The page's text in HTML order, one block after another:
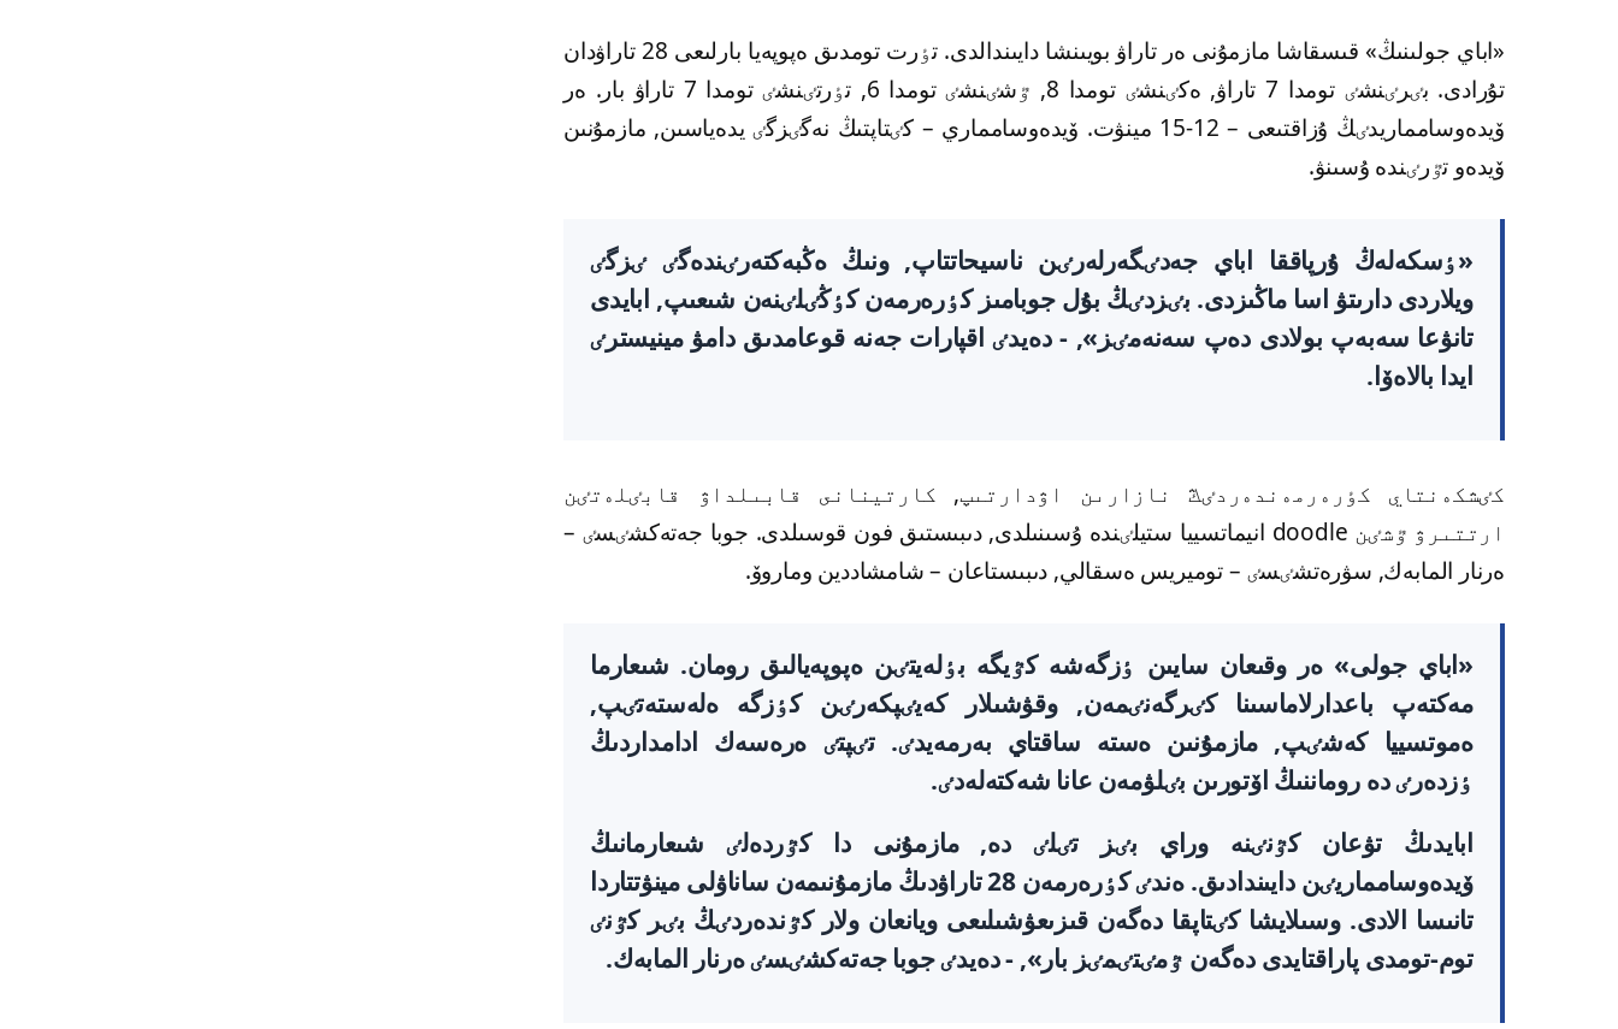
«اباي جولىنىڭ» قىسقاشا مازمۇنى ەر تاراۋ بويىنشا دايىندالدى. تٶرت تومدىق ەپوپەيا بارلىعى 28 تاراۋدان
تۇرادى. بٸرٸنشٸ تومدا 7 تاراۋ, ەكٸنشٸ تومدا 8, ٷشٸنشٸ تومدا 6, تٶرتٸنشٸ تومدا 7 تاراۋ بار. ەر
ۆيدەوسامماريدٸڭ ۇزاقتىعى – 12-15 مينۋت. ۆيدەوسامماري – كٸتاپتىڭ نەگٸزگٸ يدەياسىن, مازمۇنىن
ۆيدەو تٷرٸندە ۇسىنۋ.
«ٶسكەلەڭ ۇرپاققا اباي جەدٸگەرلەرٸن ناسيحاتتاپ, ونىڭ ەڭبەكتەرٸندەگٸ ٸزگٸ
ويلاردى دارىتۋ اسا ماڭىزدى. بٸزدٸڭ بۇل جوبامىز كٶرەرمەن كٶڭٸلٸنەن شىعىپ, ابايدى
تانۋعا سەبەپ بولادى دەپ سەنەمٸز», - دەيدٸ اقپارات جەنە قوعامدىق دامۋ مينيسترٸ
ايدا بالاەۆا.
كٸشكەنتاي كٶرەرمەندەردٸڭ نازارىن اۋدارتىپ, كارتينانى قابىلداۋ قابٸلەتٸن
ارتتىرۋ ٷشٸن doodle انيماتسييا ستيلٸندە ۇسىنىلدى, دىبىستىق فون قوسىلدى. جوبا جەتەكشٸسٸ –
ەرنار المابەك, سۋرەتشٸسٸ – توميريس ەسقالي, دىبىستاعان – شامشاددين وماروۆ.
«اباي جولى» ەر وقىعان سايىن ٶزگەشە كٷيگە بٶلەيتٸن ەپوپەيالىق رومان. شىعارما
مەكتەپ باعدارلاماسىنا كٸرگەنٸمەن, وقۋشىلار كەيٸپكەرٸن كٶزگە ەلەستەتٸپ,
ەموتسييا كەشٸپ, مازمۇنىن ەستە ساقتاي بەرمەيدٸ. تٸپتٸ ەرەسەك ادامداردىڭ
ٶزدەرٸ دە روماننىڭ اۆتورىن بٸلۋمەن عانا شەكتەلەدٸ.
ابايدىڭ تۋعان كٷنٸنە وراي بٸز تٸلٸ دە, مازمۇنى دا كٷردەلٸ شىعارمانىڭ
ۆيدەوسامماريٸن دايىندادىق. ەندٸ كٶرەرمەن 28 تاراۋدىڭ مازمۇنىمەن ساناۋلى مينۋتتاردا
تانىسا الادى. وسىلايشا كٸتاپقا دەگەن قىزىعۋشىلىعى ويانعان ولار كٷندەردٸڭ بٸر كٷنٸ
توم-تومدى پاراقتايدى دەگەن ٷمٸتٸمٸز بار», - دەيدٸ جوبا جەتەكشٸسٸ ەرنار المابەك.